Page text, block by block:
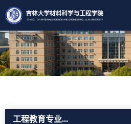
工程教育专业...